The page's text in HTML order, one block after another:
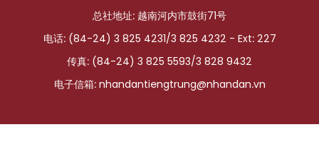
国际
旅游
友谊桥梁
史海
总社地址: 越南河内市鼓街71号
电话: (84-24) 3 825 4231/3 825 4232 - Ext: 227
传真: (84-24) 3 825 5593/3 828 9432
电子信箱: nhandantiengtrung@nhandan.vn